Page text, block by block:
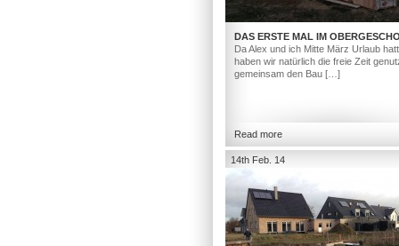
DAS ERSTE MAL IM
Da Alex und ich Mitte März Urlaub
haben wir natürlich die freie Zeit
gemeinsam den Bau […]
Read more
14th Feb. 14